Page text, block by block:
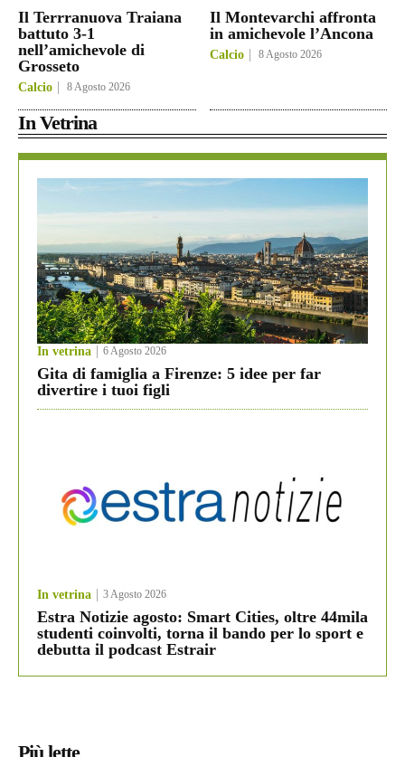
Il Terrranuova Traiana
battuto 3-1
nell’amichevole di
Grosseto
Calcio 8 Agosto 2026
Il Montevarchi affronta
in amichevole l’Ancona
Calcio 8 Agosto 2026
In Vetrina
In vetrina 6 Agosto 2026
Gita di famiglia a Firenze: 5 idee per far
divertire i tuoi figli
In vetrina 3 Agosto 2026
Estra Notizie agosto: Smart Cities, oltre 44mila
studenti coinvolti, torna il bando per lo sport e
debutta il podcast Estrair
Più lette